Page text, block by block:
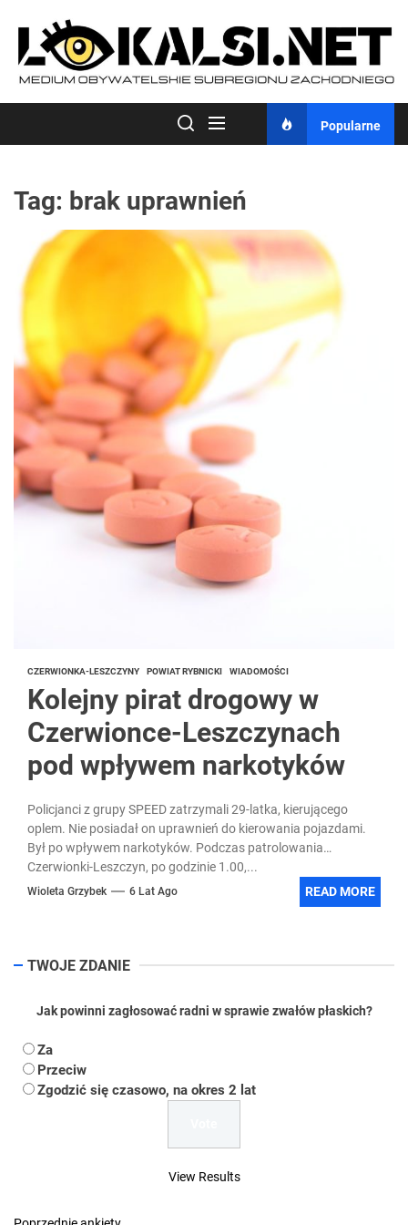
content
Popularne
Tag: brak uprawnień
CZERWIONKA-LESZCZYNY POWIAT RYBNICKI WIADOMOŚCI
Kolejny pirat drogowy w
Czerwionce-Leszczynach
pod wpływem narkotyków
Policjanci z grupy SPEED zatrzymali 29-latka, kierującego
oplem. Nie posiadał on uprawnień do kierowania pojazdami.
Był po wpływem narkotyków. Podczas patrolowania
Czerwionki-Leszczyn, po godzinie 1.00,...
Wioleta Grzybek 6 Lat Ago READ MORE
TWOJE ZDANIE
Jak powinni zagłosować radni w sprawie zwałów płaskich?
Za
Przeciw
Zgodzić się czasowo, na okres 2 lat
View Results